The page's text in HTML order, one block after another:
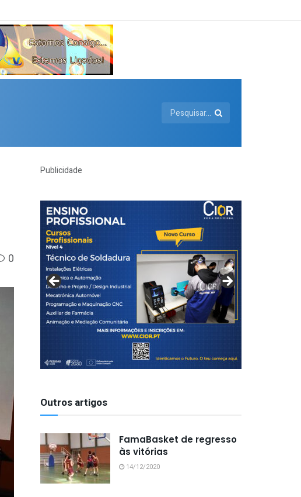
0
Publicidade
Outros artigos
FamaBasket de regresso
às vitórias
14/12/2020